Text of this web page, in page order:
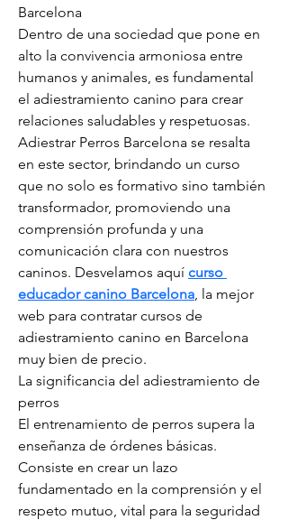
Barcelona
Dentro de una sociedad que pone en
alto la convivencia armoniosa entre
humanos y animales, es fundamental
el adiestramiento canino para crear
relaciones saludables y respetuosas.
Adiestrar Perros Barcelona se resalta
en este sector, brindando un curso
que no solo es formativo sino también
transformador, promoviendo una
comprensión profunda y una
comunicación clara con nuestros
caninos. Desvelamos aquí curso
educador canino Barcelona, la mejor
web para contratar cursos de
adiestramiento canino en Barcelona
muy bien de precio.
La significancia del adiestramiento de
perros
El entrenamiento de perros supera la
enseñanza de órdenes básicas.
Consiste en crear un lazo
fundamentado en la comprensión y el
respeto mutuo, vital para la seguridad